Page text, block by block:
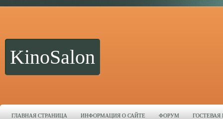
KinoSalon
ГЛАВНАЯ СТРАНИЦА ИНФОРМАЦИЯ О САЙТЕ ФОРУМ ГОСТЕВАЯ